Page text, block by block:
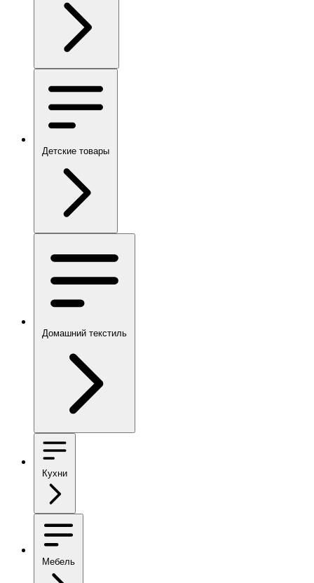
Детские товары
Домашний текстиль
Кухни
Мебель